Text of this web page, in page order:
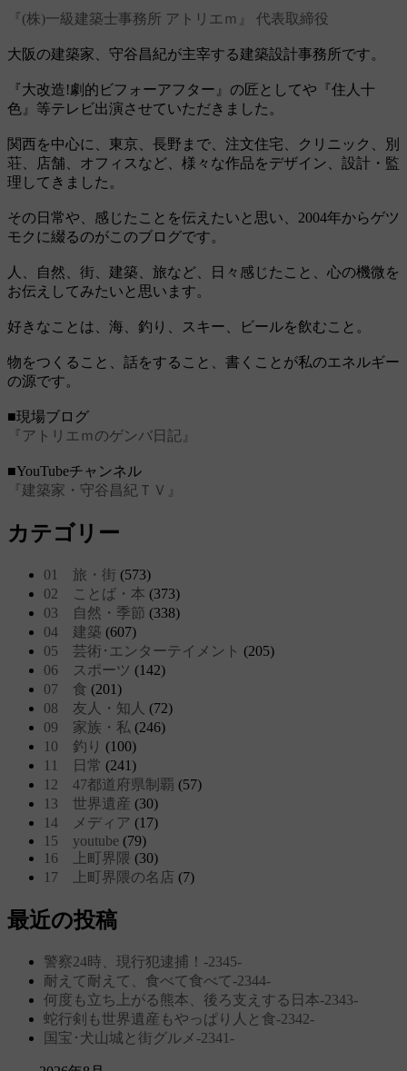
『(株)一級建築士事務所 アトリエｍ』 代表取締役
大阪の建築家、守谷昌紀が主宰する建築設計事務所です。
『大改造!劇的ビフォーアフター』の匠としてや『住人十
色』等テレビ出演させていただきました。
関西を中心に、東京、長野まで、注文住宅、クリニック、別
荘、店舗、オフィスなど、様々な作品をデザイン、設計・監
理してきました。
その日常や、感じたことを伝えたいと思い、2004年からゲツ
モクに綴るのがこのブログです。
人、自然、街、建築、旅など、日々感じたこと、心の機微を
お伝えしてみたいと思います。
好きなことは、海、釣り、スキー、ビールを飲むこと。
物をつくること、話をすること、書くことが私のエネルギー
の源です。
■現場ブログ
『アトリエｍのゲンバ日記』
■YouTubeチャンネル
『建築家・守谷昌紀ＴＶ』
カテゴリー
01 旅・街 (573)
02 ことば・本 (373)
03 自然・季節 (338)
04 建築 (607)
05 芸術･エンターテイメント (205)
06 スポーツ (142)
07 食 (201)
08 友人・知人 (72)
09 家族・私 (246)
10 釣り (100)
11 日常 (241)
12 47都道府県制覇 (57)
13 世界遺産 (30)
14 メディア (17)
15 youtube (79)
16 上町界隈 (30)
17 上町界隈の名店 (7)
最近の投稿
警察24時、現行犯逮捕！‐2345‐
耐えて耐えて、食べて食べて‐2344‐
何度も立ち上がる熊本、後ろ支えする日本‐2343‐
蛇行剣も世界遺産もやっぱり人と食‐2342‐
国宝･犬山城と街グルメ‐2341‐